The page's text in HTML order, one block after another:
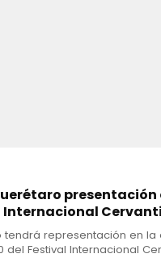
presentación
Internacional
tendrá representación en la
del Festival Internacional